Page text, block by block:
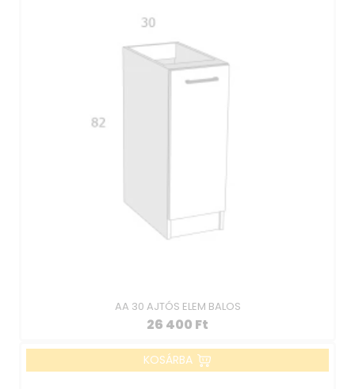
AA 30 AJTÓS ELEM BALOS
26 400 Ft
KOSÁRBA